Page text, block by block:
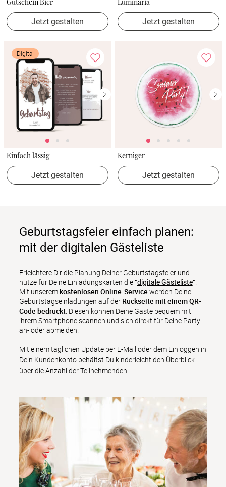
Jetzt gestalten Jetzt gestalten
Digital
Einfach lässig
Jetzt gestalten
Kerniger
Jetzt gestalten
Geburtstagsfeier einfach planen:
mit der digitalen Gästeliste
Erleichtere Dir die Planung Deiner Geburtstagsfeier und
nutze für Deine Einladungskarten die “digitale Gästeliste“.
Mit unserem kostenlosen Online-Service werden Deine
Geburtstagseinladungen auf der Rückseite mit einem QR-
Code bedruckt. Diesen können Deine Gäste bequem mit
ihrem Smartphone scannen und sich direkt für Deine Party
an- oder abmelden.
Mit einem täglichen Update per E-Mail oder dem Einloggen in
Dein Kundenkonto behältst Du kinderleicht den Überblick
über die Anzahl der Teilnehmenden.